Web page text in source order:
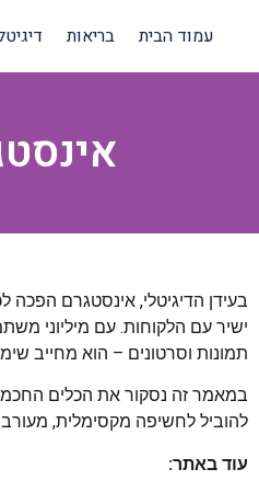
עמוד הבית בריאות
בעידן הדיגיטלי, אינסטגרם
ישיר עם הלקוחות. עם מיליוני
תמונות וסרטונים – הוא מחייב
במאמר זה נסקור את הכלים
להוביל לחשיפה מקסימלית,
עוד באתר: